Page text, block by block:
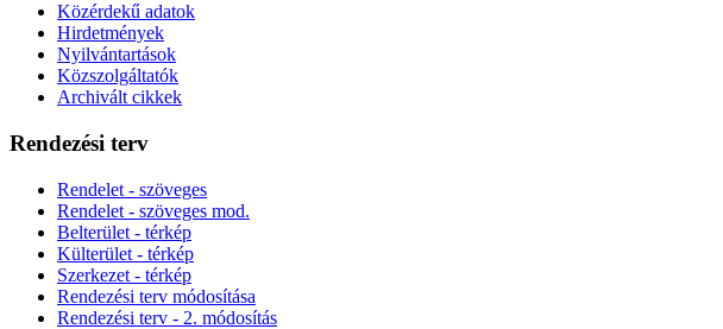
Közérdekű adatok
Hirdetmények
Nyilvántartások
Közszolgáltatók
Archivált cikkek
Rendezési terv
Rendelet - szöveges
Rendelet - szöveges mod.
Belterület - térkép
Külterület - térkép
Szerkezet - térkép
Rendezési terv módosítása
Rendezési terv - 2. módosítás